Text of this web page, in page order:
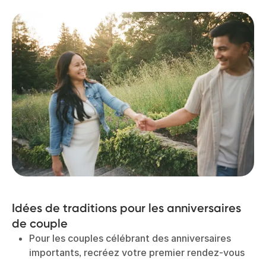
Idées de traditions pour les anniversaires
de couple
Pour les couples célébrant des anniversaires
importants, recréez votre premier rendez-vous